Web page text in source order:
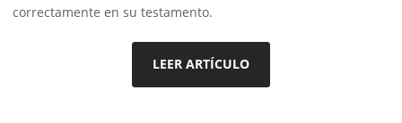
correctamente en su testamento.
LEER ARTÍCULO